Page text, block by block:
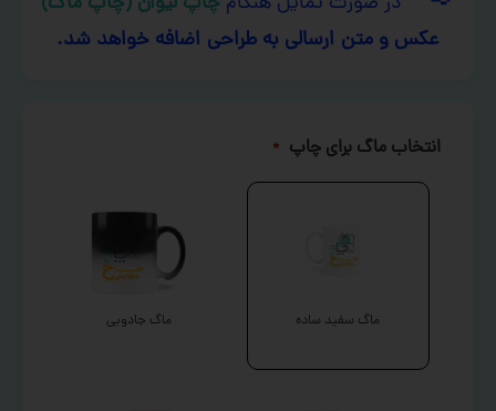
عکس و متن ارسالی به طراحی اضافه خواهد شد.
انتخاب ماگ برای چاپ *
ماگ سفید ساده ماگ جادویی